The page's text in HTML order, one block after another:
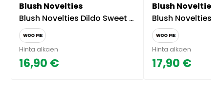
Blush Novelties
Blush Novelties Dildo Sweet & Hard 4 Pinkki
Hinta alkaen
16,90 €
Blush Novelties
Blush Novelties Sweet &
Hinta alkaen
17,90 €